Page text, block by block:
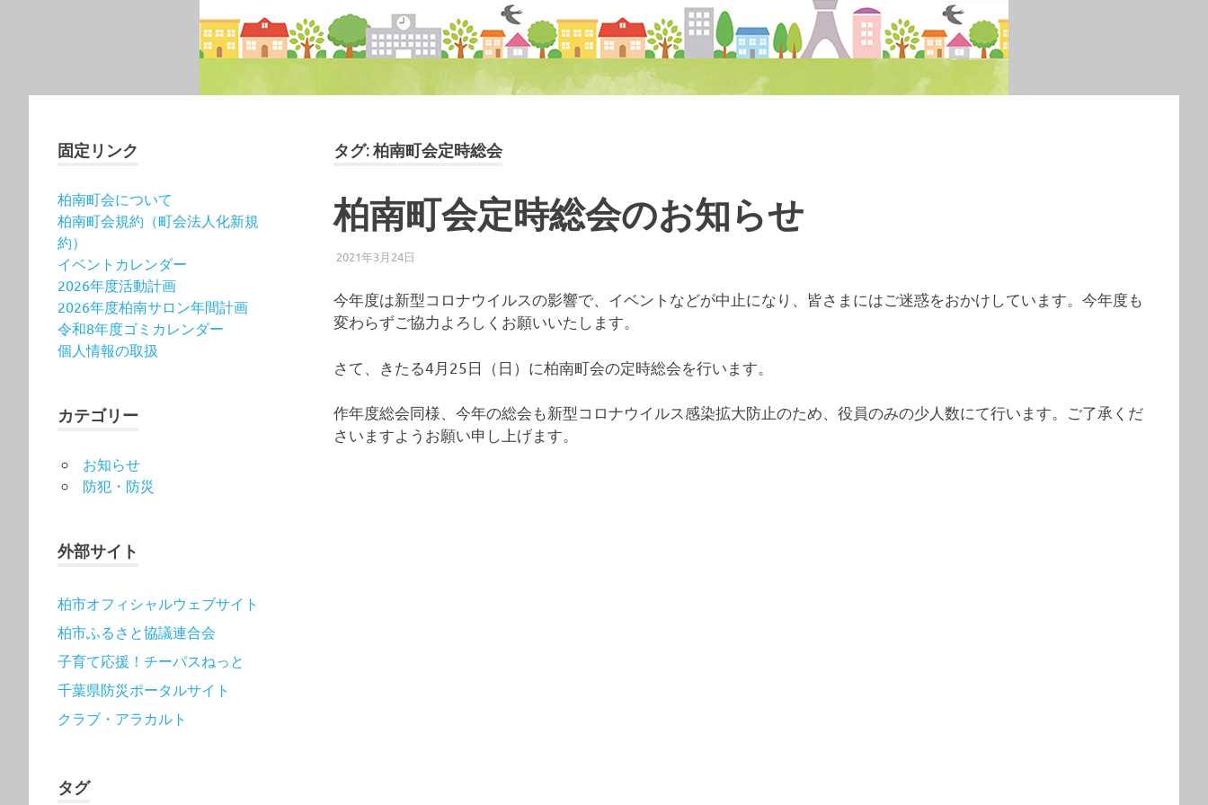
タグ:柏南町会定時総会
柏南町会定時総会のお知らせ
2021年3月24日
今年度は新型コロナウイルスの影響で、イベントなどが中止になり、皆さまにはご迷惑をおかけしています。今年度も
変わらずご協力よろしくお願いいたします。
さて、きたる4月25日（日）に柏南町会の定時総会を行います。
作年度総会同様、今年の総会も新型コロナウイルス感染拡大防止のため、役員のみの少人数にて行います。ご了承くだ
さいますようお願い申し上げます。
固定リンク
柏南町会について
柏南町会規約（町会法人化新規
約）
イベントカレンダー
2026年度活動計画
2026年度柏南サロン年間計画
令和8年度ゴミカレンダー
個人情報の取扱
カテゴリー
お知らせ
防犯・防災
外部サイト
柏市オフィシャルウェブサイト
柏市ふるさと協議連合会
子育て応援！チーパスねっと
千葉県防災ポータルサイト
クラブ・アラカルト
タグ